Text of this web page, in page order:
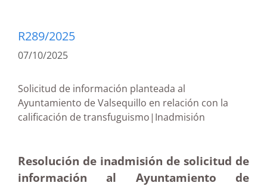
R289/2025
07/10/2025
Solicitud de información planteada al
Ayuntamiento de Valsequillo en relación con la
calificación de transfuguismo|Inadmisión
Resolución de inadmisión de solicitud de
información al Ayuntamiento de